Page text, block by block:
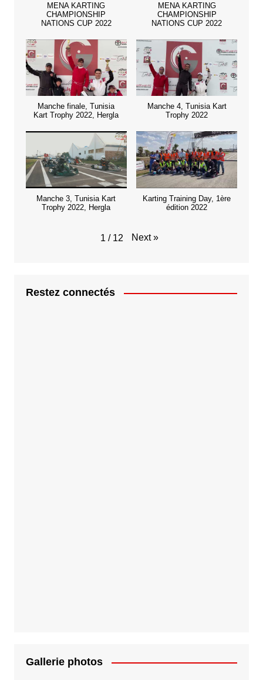
MENA KARTING
CHAMPIONSHIP
NATIONS CUP 2022
MENA KARTING
CHAMPIONSHIP
NATIONS CUP 2022
Manche finale, Tunisia
Kart Trophy 2022, Hergla
Manche 4, Tunisia Kart
Trophy 2022
Manche 3, Tunisia Kart
Trophy 2022, Hergla
Karting Training Day, 1ère
édition 2022
1 / 12 Next »
Restez connectés
Gallerie photos